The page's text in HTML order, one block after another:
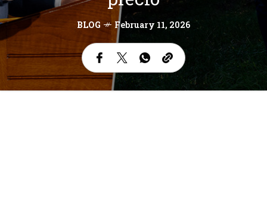
BLOG February 11, 2026